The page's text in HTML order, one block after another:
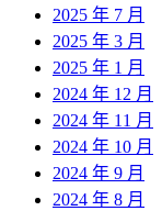
2025 年 7 月
2025 年 3 月
2025 年 1 月
2024 年 12 月
2024 年 11 月
2024 年 10 月
2024 年 9 月
2024 年 8 月